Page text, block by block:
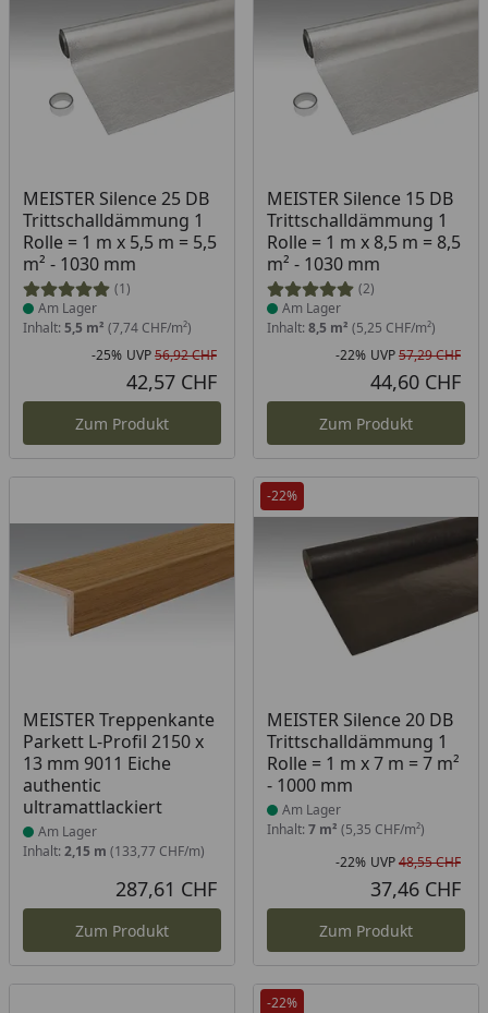
MEISTER Silence 25 DB
Trittschalldämmung 1
Rolle = 1 m x 5,5 m = 5,5
m² - 1030 mm
(1)
Produkt am Lager
Am Lager
Inhalt: 5,5 m² (7,74 CHF/m²)
Rabatt in Prozent
-25%
Ursprünglicher Preis
UVP56,92 CHF
42,57 CHF
Zum Produkt
MEISTER Silence 15 DB
Trittschalldämmung 1
Rolle = 1 m x 8,5 m = 8,5
m² - 1030 mm
(2)
Produkt am Lager
Am Lager
Inhalt: 8,5 m² (5,25 CHF/m²)
-22% UVP57,29 CHF
44,60 CHF
Zum Produkt
MEISTER Treppenkante
Parkett L-Profil 2150 x
13 mm 9011 Eiche
authentic
ultramattlackiert
Produkt am Lager
Am Lager
Inhalt: 2,15 m (133,77 CHF/m)
287,61 CHF
Zum Produkt
-22%
MEISTER Silence 20 DB
Trittschalldämmung 1
Rolle = 1 m x 7 m = 7 m²
- 1000 mm
Produkt am Lager
Am Lager
Inhalt: 7 m² (5,35 CHF/m²)
-22% UVP48,55 CHF
37,46 CHF
Zum Produkt
-22%